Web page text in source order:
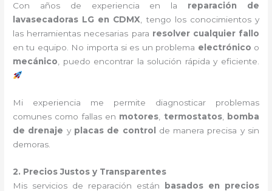
Con años de experiencia en la reparación de
lavasecadoras LG en CDMX , tengo los conocimientos y
las herramientas necesarias para resolver cualquier fallo
en tu equipo. No importa si es un problema electrónico o
mecánico , puedo encontrar la solución rápida y eficiente.
Mi experiencia me permite diagnosticar problemas
comunes como fallas en motores termostatos,
bomba
de drenaje y placas de control
de manera precisa y sin
demoras.
2. Precios Justos y Transparentes
Mis servicios de reparación están
basados en precios